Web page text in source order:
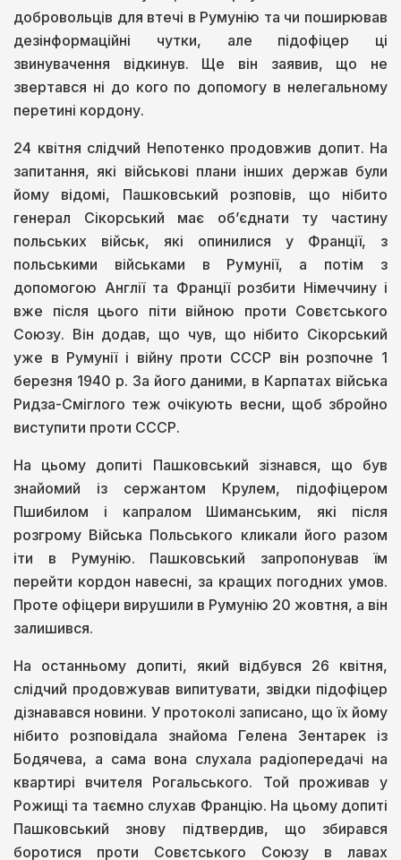
добровольців для втечі в Румунію та чи поширював
дезінформаційні чутки, але підофіцер ці
звинувачення відкинув. Ще він заявив, що не
звертався ні до кого по допомогу в нелегальному
перетині кордону.
24 квітня слідчий Непотенко продовжив допит. На
запитання, які військові плани інших держав були
йому відомі, Пашковський розповів, що нібито
генерал Сікорський має об’єднати ту частину
польських військ, які опинилися у Франції, з
польськими військами в Румунії, а потім з
допомогою Англії та Франції розбити Німеччину і
вже після цього піти війною проти Совєтського
Союзу. Він додав, що чув, що нібито Сікорський
уже в Румунії і війну проти СССР він розпочне 1
березня 1940 р. За його даними, в Карпатах війська
Ридза-Сміглого теж очікують весни, щоб збройно
виступити проти СССР.
На цьому допиті Пашковський зізнався, що був
знайомий із сержантом Крулем, підофіцером
Пшибилом і капралом Шиманським, які після
розгрому Війська Польського кликали його разом
іти в Румунію. Пашковський запропонував їм
перейти кордон навесні, за кращих погодних умов.
Проте офіцери вирушили в Румунію 20 жовтня, а він
залишився.
На останньому допиті, який відбувся 26 квітня,
слідчий продовжував випитувати, звідки підофіцер
дізнавався новини. У протоколі записано, що їх йому
нібито розповідала знайома Гелена Зентарек із
Бодячева, а сама вона слухала радіопередачі на
квартирі вчителя Рогальського. Той проживав у
Рожищі та таємно слухав Францію. На цьому допиті
Пашковський знову підтвердив, що збирався
боротися проти Совєтського Союзу в лавах